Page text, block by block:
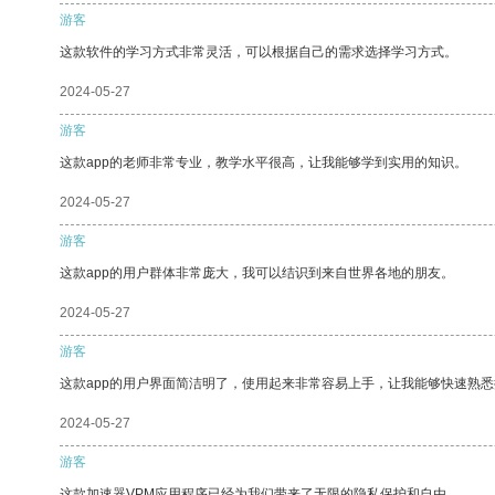
游客
这款软件的学习方式非常灵活，可以根据自己的需求选择学习方式。
2024-05-27
游客
这款app的老师非常专业，教学水平很高，让我能够学到实用的知识。
2024-05-27
游客
这款app的用户群体非常庞大，我可以结识到来自世界各地的朋友。
2024-05-27
游客
这款app的用户界面简洁明了，使用起来非常容易上手，让我能够快速熟
2024-05-27
游客